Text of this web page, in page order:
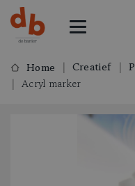
Home Creatief
Acryl marker